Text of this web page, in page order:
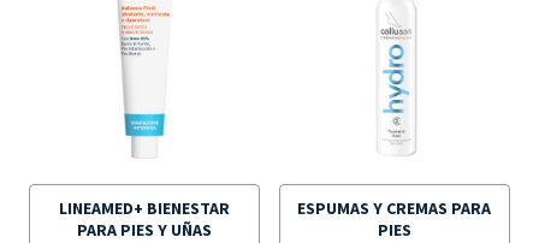
LINEAMED+ BIENESTAR
PARA PIES Y UÑAS
ESPUMAS Y CREMAS PARA
PIES